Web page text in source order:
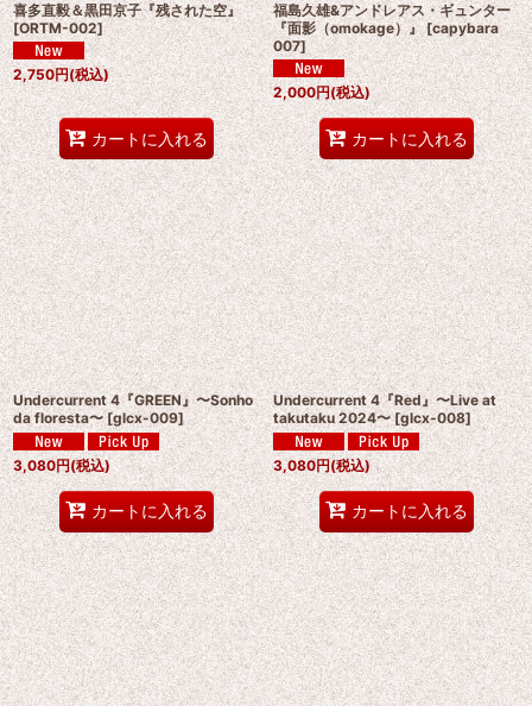
喜多直毅＆黒田京子『残された空』
[ORTM-002]
2,750円(税込)
カートに入れる
福島久雄&アンドレアス・ギュンター
『面影（omokage）』 [capybara
007]
2,000円(税込)
カートに入れる
Undercurrent 4『GREEN』〜Sonho
da floresta〜 [glcx-009]
3,080円(税込)
カートに入れる
Undercurrent 4『Red』〜Live at
takutaku 2024〜 [glcx-008]
3,080円(税込)
カートに入れる